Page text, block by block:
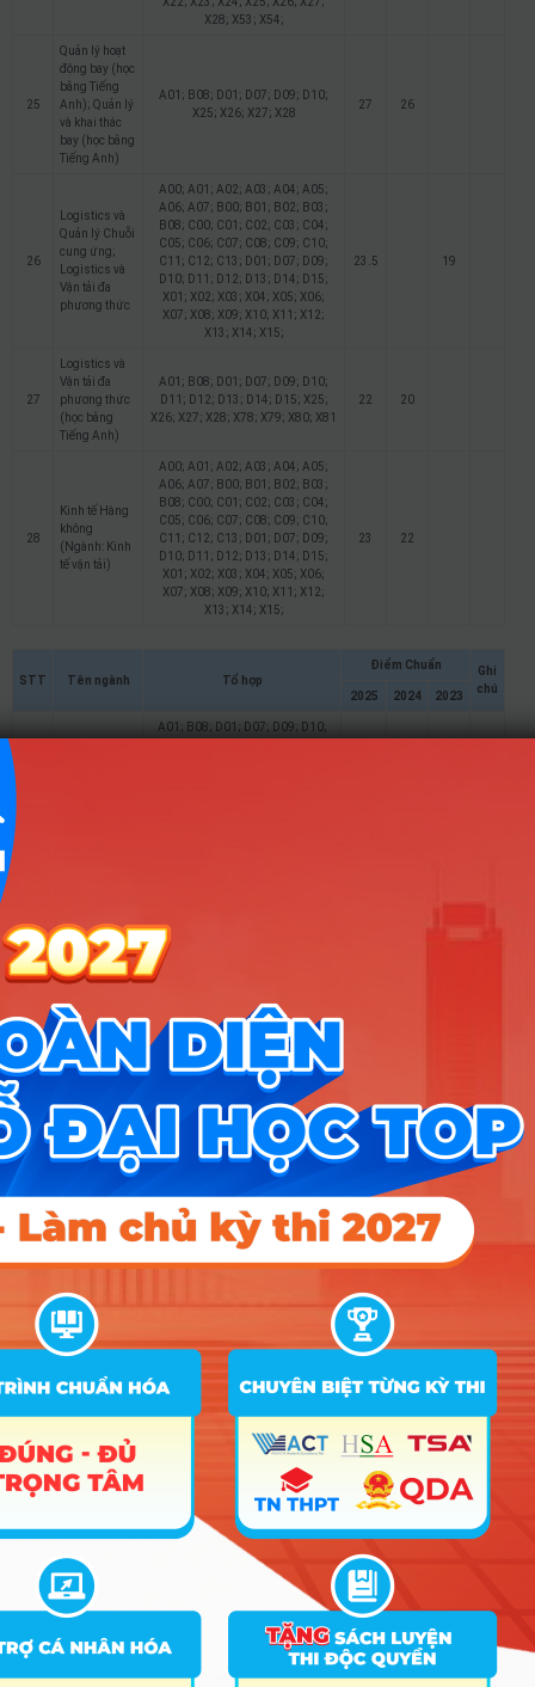
X28; X53; X54;
25
Quản lý hoạt
động bay (học
bằng Tiếng
Anh); Quản lý
và khai thác
bay (học bằng
Tiếng Anh)
A01; B08; D01; D07; D09; D10;
X25; X26; X27; X28
27 26
26
Logistics và
Quản lý Chuỗi
cung ứng;
Logistics và
Vận tải đa
phương thức
A00; A01; A02; A03; A04; A05;
A06; A07; B00; B01; B02; B03;
B08; C00; C01; C02; C03; C04;
C05; C06; C07; C08; C09; C10;
C11; C12; C13; D01; D07; D09;
D10; D11; D12; D13; D14; D15;
X01; X02; X03; X04; X05; X06;
X07; X08; X09; X10; X11; X12;
X13; X14; X15;
23.5 19
27
Logistics và
Vận tải đa
phương thức
(học bằng
Tiếng Anh)
A01; B08; D01; D07; D09; D10;
D11; D12; D13; D14; D15; X25;
X26; X27; X28; X78; X79; X80; X81
22 20
28
Kinh tế Hàng
không
(Ngành: Kinh
tế vận tải)
A00; A01; A02; A03; A04; A05;
A06; A07; B00; B01; B02; B03;
B08; C00; C01; C02; C03; C04;
C05; C06; C07; C08; C09; C10;
C11; C12; C13; D01; D07; D09;
D10; D11; D12; D13; D14; D15;
X01; X02; X03; X04; X05; X06;
X07; X08; X09; X10; X11; X12;
X13; X14; X15;
23 22
STT Tên ngành Tổ hợp
Điểm Chuẩn
Ghi
chú
2025 2024 2023
A01; B08; D01; D07; D09; D10;
Quản trị kinh
doanh
B08; C00; C01; C02; C03; C04;
C05; C06; C07; C08; C09; C10;
C11; C12; C13; D01; D07; D09;
X01; X02; X03; X04; X05; X06;
X07; X08; X09; X10; X11; X12;
X13; X14; X15;
A00; A01; A02; A03; A04; A05;
A06; A07; B00; B01; B02; B03;
B08; C00; C01; C02; C03; C04;
C05; C06; C07; C08; C09; C10;
C11; C12; C13; D01; D07; D09;
D10; D11; D12; D13; D14; D15;
X01; X02; X03; X04; X05; X06;
X07; X08; X09; X10; X11; X12;
X13; X14; X15;
24.81 24.5
3
Kinh doanh số
(Ngành:
QTKD)
A00; A01; A02; A03; A04; A05;
A06; A07; B00; B01; B02; B03;
X01; X02; X03; X04; X05; X06;
X13; X14; X15;
23.88
4
Quản trị Hàng
không (học
A01; B08; D01; D07; D09; D10;
D11; D12; D13; D14; D15; X25;
X26; X27; X28; X78; X79; X80;
24.81 21
A01; B08; D01; D07; D09; D10;
D11; D12; D13; D14; D15; X25;
X26; X27; X28; X78; X79; X80;
X81
24.81 20 24.5
A00; A01; A02; A03; A04; A05;
A06; A07; B00; B01; B02; B03;
B08; C00; C01; C02; C03; C04;
C05; C06; C07; C08; C09; C10;
C11; C12; C13; D01; D07; D09;
D10; D11; D12; D13; D14; D15;
27.16